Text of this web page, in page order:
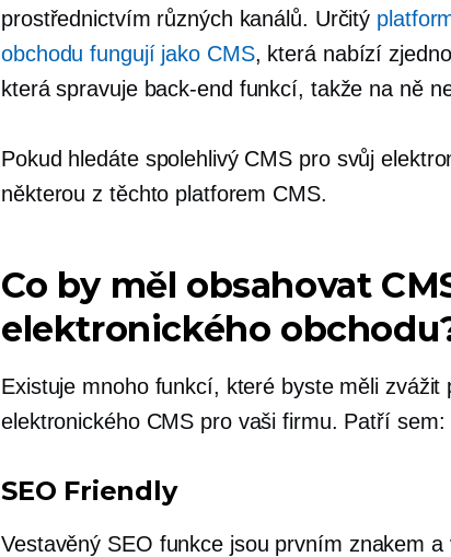
prostřednictvím různých kanálů. Určitý
obchodu fungují jako CMS, která nabízí
která spravuje back-end funkcí, takže na ně
Pokud hledáte spolehlivý CMS pro svůj
některou z těchto platforem CMS.
Co by měl obsahovat
elektronického
Existuje mnoho funkcí, které byste měli zvážit
elektronického CMS pro vaši firmu. Patří sem:
SEO Friendly
Vestavěný SEO funkce jsou prvním znakem a